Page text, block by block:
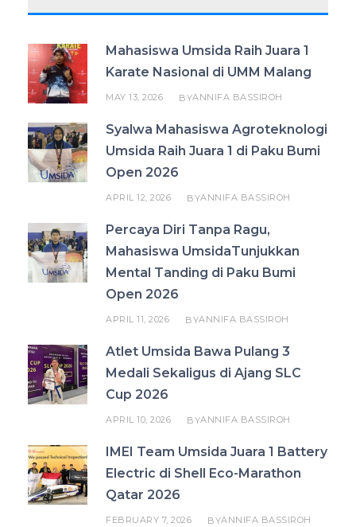
Mahasiswa Umsida Raih Juara 1
Karate Nasional di UMM Malang
MAY 13, 2026 BYANNIFA BASSIROH
Syalwa Mahasiswa Agroteknologi
Umsida Raih Juara 1 di Paku Bumi
Open 2026
APRIL 12, 2026 BYANNIFA BASSIROH
Percaya Diri Tanpa Ragu,
Mahasiswa UmsidaTunjukkan
Mental Tanding di Paku Bumi
Open 2026
APRIL 11, 2026 BYANNIFA BASSIROH
Atlet Umsida Bawa Pulang 3
Medali Sekaligus di Ajang SLC
Cup 2026
APRIL 10, 2026 BYANNIFA BASSIROH
IMEI Team Umsida Juara 1 Battery
Electric di Shell Eco-Marathon
Qatar 2026
FEBRUARY 7, 2026 BYANNIFA BASSIROH